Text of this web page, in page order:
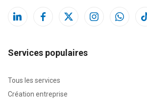
Services populaires
Tous les services
Création entreprise